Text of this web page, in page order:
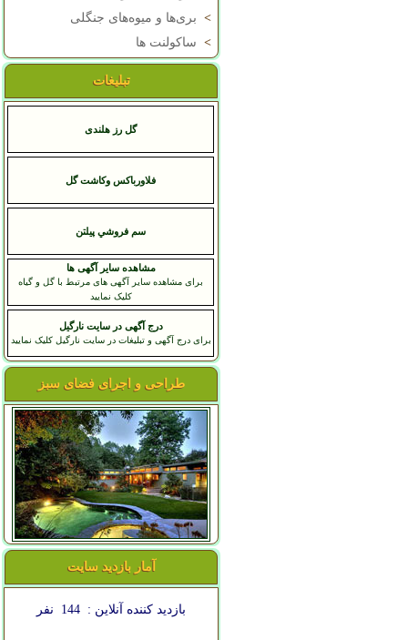
> بری‌ها و میوه‌های جنگلی
> ساکولنت ها
تبلیغات
گل رز هلندی
فلاورباکس وکاشت گل
سم فروشي پيلتن
مشاهده سایر آگهی ها
برای مشاهده سایر آگهی های مرتبط با گل و گیاه
کلیک نمایید
درج آگهی در سایت نارگیل
برای درج آگهی و تبلیغات در سایت نارگیل کلیک نمایید
طراحی و اجرای فضای سبز
آمار بازدید سایت
بازدید کننده آنلاین : 144 نفر